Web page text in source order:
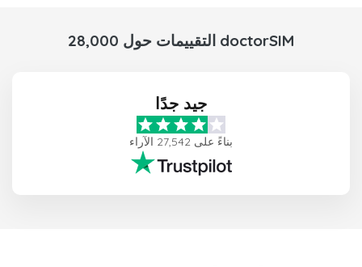
28,000 التقييمات حول doctorSIM
جيد جدًا
بناءً على 27,542 الآراء